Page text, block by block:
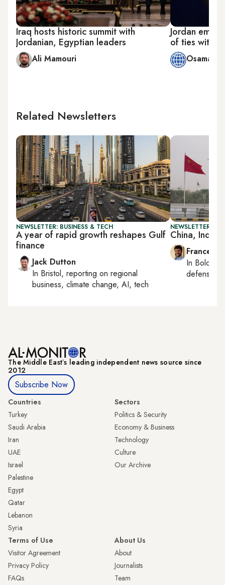
Iraq hosts historic summit with
Jordanian, Egyptian leaders
Ali Mamouri
Jordan
of ties with
Osama
Related Newsletters
NEWSLETTER: BUSINESS & TECH
A year of rapid growth reshapes Gulf
finance
Jack Dutton
In Bristol, reporting on regional
business, climate change, AI, tech
NEWSLETTER:
China, India
In Bologna
defense,
The Middle Eastʼs leading independent news source since
2012
Subscribe Now
Countries
Turkey
Saudi Arabia
Iran
UAE
Israel
Palestine
Egypt
Qatar
Lebanon
Syria
Sectors
Politics & Security
Economy & Business
Technology
Culture
Our Archive
Terms of Use
Visitor Agreement
Privacy Policy
FAQs
About Us
About
Journalists
Team